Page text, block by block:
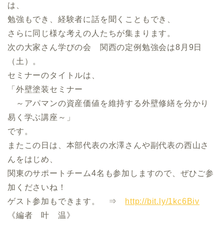
は、
勉強もでき、経験者に話を聞くこともでき、
さらに同じ様な考えの人たちが集まります。
次の大家さん学びの会 関西の定例勉強会は8月9日
（土）。
セミナーのタイトルは、
「外壁塗装セミナー
～アパマンの資産価値を維持する外壁修繕を分かり
易く学ぶ講座～」
です。
またこの日は、本部代表の水澤さんや副代表の西山さ
んをはじめ、
関東のサポートチーム4名も参加しますので、ぜひご参
加くださいね！
ゲスト参加もできます。 ⇒
http://bit.ly/1kc6Biv
《編者 叶 温》